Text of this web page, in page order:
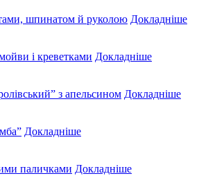
шпинатом й руколою Докладніше
і креветками Докладніше
з апельсином Докладніше
Докладніше
паличками Докладніше